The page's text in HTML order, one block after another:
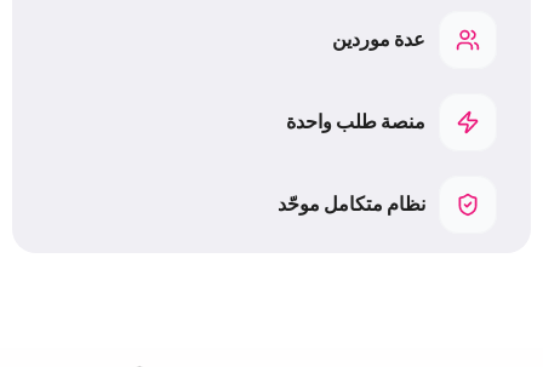
عدة موردين
منصة طلب واحدة
نظام متكامل موحّد